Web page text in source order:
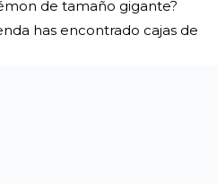
de tamaño gigante?
has encontrado cajas de